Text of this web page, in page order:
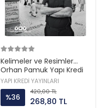
Kelimeler ve Resimler
Orhan Pamuk Yapı Kredi
YAPI KREDİ YAYINLARI
%36
420,00 TL
268,80 TL